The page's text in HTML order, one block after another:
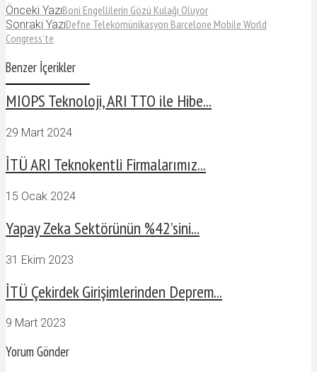
Önceki YazıBoni Engellilerin Gözü Kulağı Oluyor
Sonraki YazıDefne Telekomünikasyon Barcelone Mobile World
Congress’te
Benzer İçerikler
MIOPS Teknoloji, ARI TTO ile Hibe...
29 Mart 2024
İTÜ ARI Teknokentli Firmalarımız...
15 Ocak 2024
Yapay Zeka Sektörünün %42’sini...
31 Ekim 2023
İTÜ Çekirdek Girişimlerinden Deprem...
9 Mart 2023
Yorum Gönder